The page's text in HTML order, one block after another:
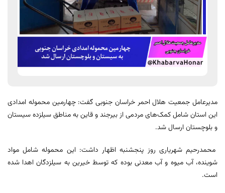
مدیرعامل جمعیت هلال احمر خراسان جنوبی گفت: چهارمین محموله امدادی
این استان شامل کمک‌های مردمی از بیرجند و قاین به مناطق سیلزده سیستان
و بلوچستان ارسال شد.
محمدرحیم‌ شهریاری روز پنجشنبه اظهار داشت: این محموله شامل مواد
شوینده، آب میوه و آب معدنی بوده که توسط خیرین به سیلزدگان اهدا شده
است.